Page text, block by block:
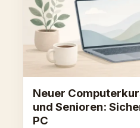
Neuer
und Senioren:
PC